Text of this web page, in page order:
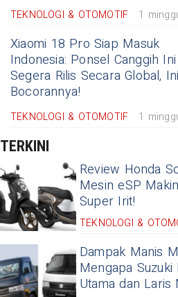
TEKNOLOGI & OTOMOTIF 1
Xiaomi 18 Pro Siap Masuk
Indonesia: Ponsel Canggih Ini
Segera Rilis Secara Global, Ini
Bocorannya!
TEKNOLOGI & OTOMOTIF 1
TERKINI
Review Honda
Mesin eSP
Super Irit!
TEKNOLOGI &
Dampak Manis
Mengapa
Utama dan Laris